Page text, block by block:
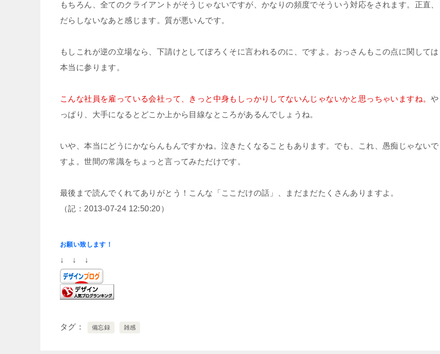
もちろん、全てのクライアントがそうじゃないですが、かなりの頻度でそういう対応をされます。正直、
だらしないなあと感じます。質が悪いんです。
もしこれが逆の立場なら、下請けとしてぼろくそに言われるのに、ですよ。おっさんもこの点に関しては
本当に参ります。
こんな社員を雇っている会社って、きっと中身もしっかりしてないんじゃないかと思っちゃいますね。や
っぱり、大手になるとどこか上から目線なところがあるんでしょうね。
いや、本当にどうにかならんもんですかね。泣きたくなることもあります。でも、これ、愚痴じゃないで
すよ。世間の常識をちょっと言ってみただけです。
最後まで読んでくれてありがとう！こんな「ここだけの話」、まだまだたくさんありますよ。
（記：2013-07-24 12:50:20）
お願い致します！
↓ ↓ ↓
タグ 備忘録 雑感